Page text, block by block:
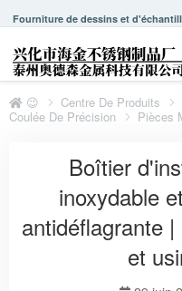
Fourniture de dessins et
😉 Centre De Produits
Coulée De Précision
Pièces
Boîtier
inoxydable
antidéflagrante
et